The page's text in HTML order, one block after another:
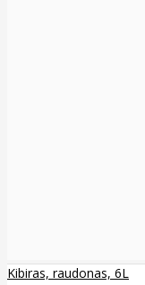
Kibiras, raudonas, 6L